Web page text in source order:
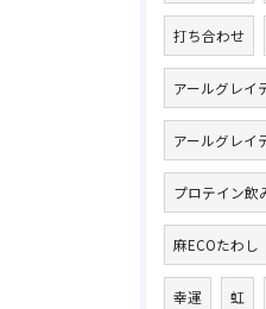
打ち合わせ
アールグレイ
アールグレイ
プロテイン飲
麻ECOたわし
幸運 虹